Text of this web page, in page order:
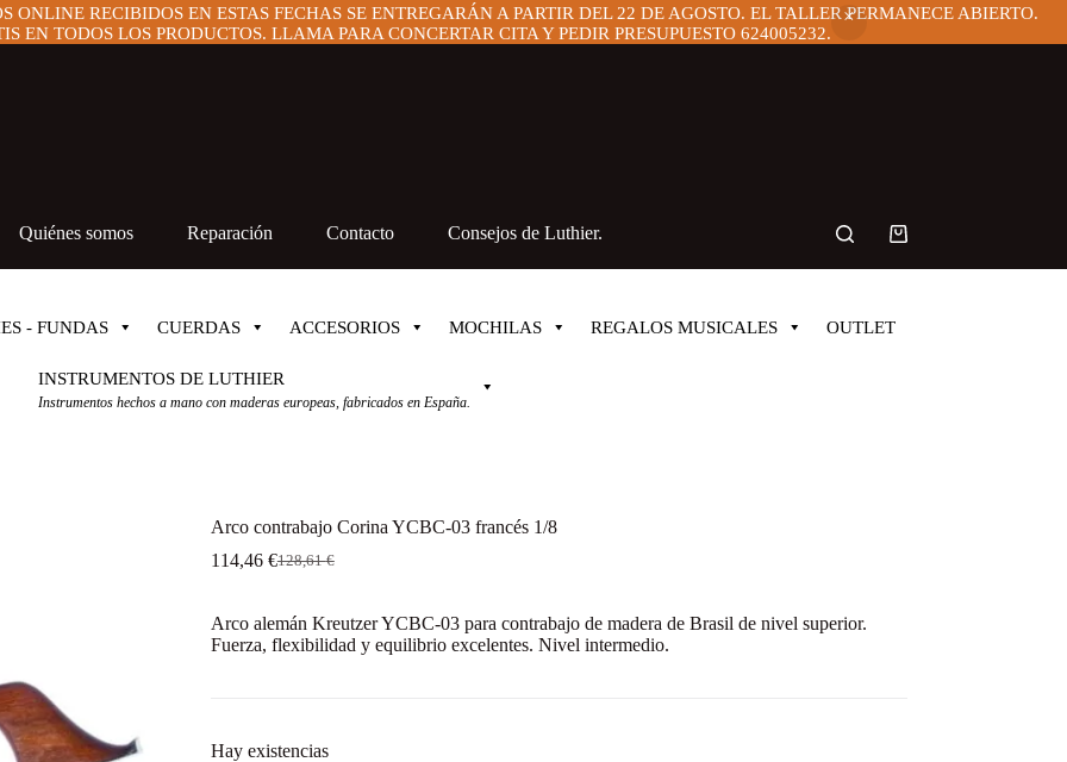
RECIBIDOS EN ESTAS FECHAS SE ENTREGARÁN A PARTIR DEL 22 DE AGOSTO. EL TALLER PERMANECE ABIERTO.
EN TODOS LOS PRODUCTOS. LLAMA PARA CONCERTAR CITA Y PEDIR PRESUPUESTO 624005232.
Quiénes somos Reparación Contacto Consejos de Luthier.
Carro
- FUNDAS CUERDAS ACCESORIOS MOCHILAS REGALOS MUSICALES OUTLET
INSTRUMENTOS DE LUTHIER
Instrumentos hechos a mano con maderas europeas, fabricados en España.
Arco contrabajo Corina YCBC-03 francés 1/8
128,61€
El
original
era:
128,61 €.
114,46 €El
actual
es:
114,46 €.
Arco alemán Kreutzer YCBC-03 para contrabajo de madera de Brasil de nivel superior.
Fuerza, flexibilidad y equilibrio excelentes. Nivel intermedio.
Hay existencias